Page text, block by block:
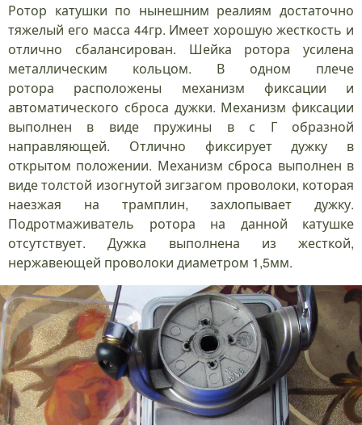
Ротор катушки по нынешним реалиям достаточно
тяжелый его масса 44гр. Имеет хорошую жесткость и
отлично сбалансирован. Шейка ротора усилена
металлическим кольцом. В одном плече
ротора расположены механизм фиксации и
автоматического сброса дужки. Механизм фиксации
выполнен в виде пружины в с Г образной
направляющей. Отлично фиксирует дужку в
открытом положении. Механизм сброса выполнен в
виде толстой изогнутой зигзагом проволоки, которая
наезжая на трамплин, захлопывает дужку.
Подротмаживатель ротора на данной катушке
отсутствует. Дужка выполнена из жесткой,
нержавеющей проволоки диаметром 1,5мм.